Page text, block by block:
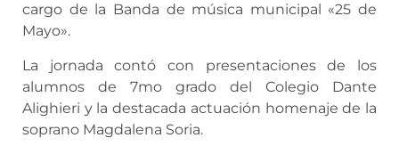
cargo de la Banda de música municipal «25 de
Mayo».
La jornada contó con presentaciones de los
alumnos de 7mo grado del Colegio Dante
Alighieri y la destacada actuación homenaje de la
soprano Magdalena Soria.